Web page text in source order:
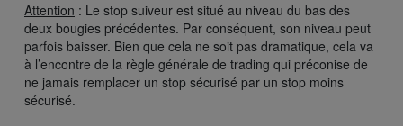
Attention : Le stop suiveur est situé au niveau du bas des
deux bougies précédentes. Par conséquent, son niveau peut
parfois baisser. Bien que cela ne soit pas dramatique, cela va
à l’encontre de la règle générale de trading qui préconise de
ne jamais remplacer un stop sécurisé par un stop moins
sécurisé.